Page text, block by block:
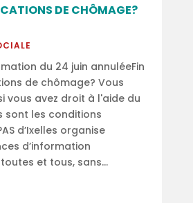
DE CHÔMAGE?
du 24 juin annuléeFin
de chômage? Vous
vous avez droit à l'aide du
sont les conditions
d’Ixelles organise
d’information
et tous, sans...